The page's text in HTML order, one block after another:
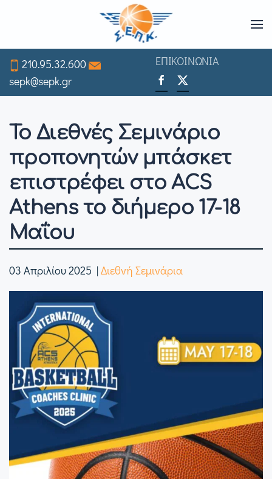
to
main
content
210.95.32.600
sepk@sepk.gr
ΕΠΙΚΟΙΝΩΝΙΑ
Το Διεθνές Σεμινάριο
προπονητών μπάσκετ
επιστρέφει στο ACS
Athens το διήμερο 17-18
Μαΐου
03 Απριλίου 2025 |Διεθνή Σεμινάρια